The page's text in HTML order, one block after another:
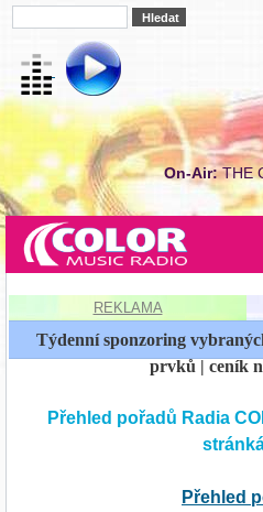
On-Air:THE
REKLAMA
Týdenní sponzoring
prvků | ceník
Přehled pořadů Radia
Přehled